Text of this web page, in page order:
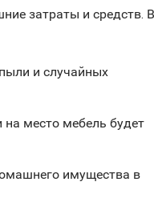
затраты и средств.
и случайных
на место мебель будет
имущества в